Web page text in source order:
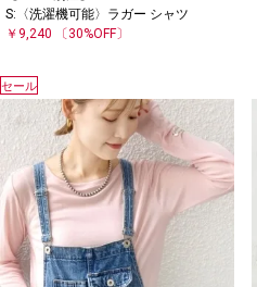
S:〈洗濯機可能〉ラガー シャツ
￥9,240 〔30%OFF〕
セール